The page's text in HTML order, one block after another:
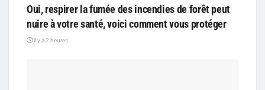
Oui, respirer la fumée des incendies de forêt peut
nuire à votre santé, voici comment vous protéger
il y a 2 heures